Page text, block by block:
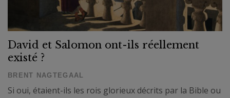
David et Salomon ont-ils réellement
existé ?
BRENT NAGTEGAAL
Si oui, étaient-ils les rois glorieux décrits par la Bible ou